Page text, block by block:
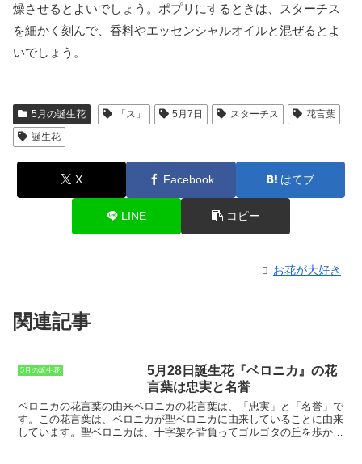
燥させるとよいでしょう。ポプリにするときは、スターチス
を細かく刻んで、香料やエッセンシャルオイルと混ぜるとよ
いでしょう。
5月の誕生花 「ス」 5月7日 スターチス
花言葉
誕生花
X Facebook はてブ
LINE コピー
お花が大好き
関連記事
5月の誕生花
5月28日誕生花『ベロニカ』の花
言葉は忠実と名誉
ベロニカの花言葉の由来ベロニカの花言葉は、「忠実」と「名誉」で
す。この花言葉は、ベロニカが聖ベロニカに由来していることに由来
しています。聖ベロニカは、十字架を背負ってゴルゴタの丘を歩かれ